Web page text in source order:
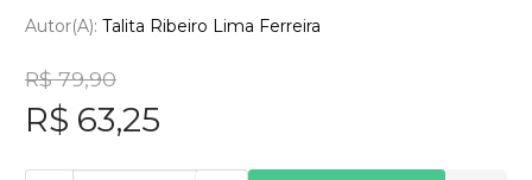
Autor(a): Talita Ribeiro Lima Ferreira
R$ 79,90
R$ 63,25